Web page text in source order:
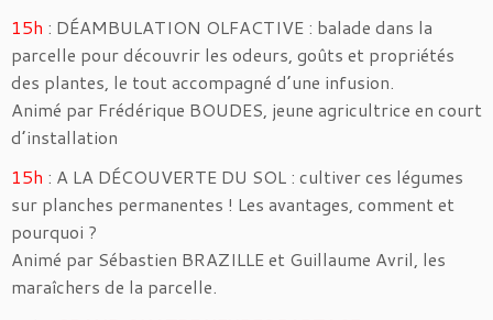
15h : DÉAMBULATION OLFACTIVE : balade dans la
parcelle pour découvrir les odeurs, goûts et propriétés
des plantes, le tout accompagné d’une infusion.
Animé par Frédérique BOUDES, jeune agricultrice en court
d’installation
15h : A LA DÉCOUVERTE DU SOL : cultiver ces légumes
sur planches permanentes ! Les avantages, comment et
pourquoi ?
Animé par Sébastien BRAZILLE et Guillaume Avril, les
maraîchers de la parcelle.